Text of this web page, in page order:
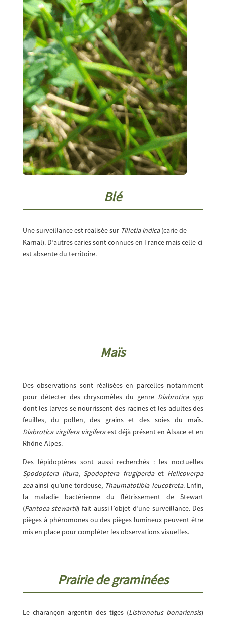
Blé
Une surveillance est réalisée sur Tilletia indica(carie de
Karnal). D’autres caries sont connues en France mais celle-ci
est absente du territoire.
Maïs
Des observations sont réalisées en parcelles notamment
pour détecter des chrysomèles du genre Diabrotica spp
dont les larves se nourrissent des racines et les adultes des
feuilles, du pollen, des grains et des soies du maïs.
Diabrotica virgifera virgiferaest déjà présent en Alsace et en
Rhône-Alpes.
Des lépidoptères sont aussi recherchés : les noctuelles
Spodoptera litura, Spodoptera frugiperdaet Helicoverpa
zeaainsi qu’une tordeuse, Thaumatotibia leucotreta. Enfin,
la maladie bactérienne du flétrissement de Stewart
(Pantoea stewartii) fait aussi l’objet d’une surveillance. Des
pièges à phéromones ou des pièges lumineux peuvent être
mis en place pour compléter les observations visuelles.
Prairie de graminées
Le charançon argentin des tiges (Listronotus bonariensis)